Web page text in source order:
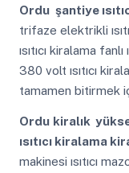
Ordu şantiye
trifaze elektrikli
ısıtıcı kiralama
380 volt ısıtıcı
tamamen bitirmek
Ordu kiralık
ısıtıcı kiralama
makinesi ısıtıcı